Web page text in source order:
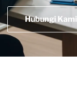
Hubungi Kami